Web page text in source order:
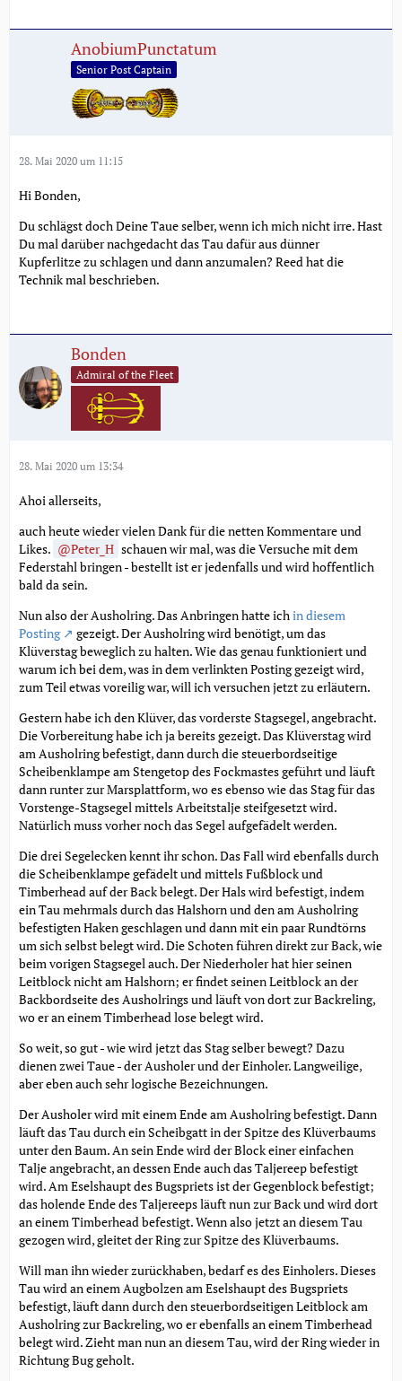
AnobiumPunctatum
Senior Post Captain
28. Mai 2020 um 11:15
Hi Bonden,
Du schlägst doch Deine Taue selber, wenn ich mich nicht irre. Hast
Du mal darüber nachgedacht das Tau dafür aus dünner
Kupferlitze zu schlagen und dann anzumalen? Reed hat die
Technik mal beschrieben.
Bonden
Admiral of the Fleet
28. Mai 2020 um 13:34
Ahoi allerseits,
auch heute wieder vielen Dank für die netten Kommentare und
Likes.
Peter_H schauen wir mal, was die Versuche mit dem
Federstahl bringen - bestellt ist er jedenfalls und wird hoffentlich
bald da sein.
Nun also der Ausholring. Das Anbringen hatte ichin diesem
Posting
gezeigt. Der Ausholring wird benötigt, um das
Klüverstag beweglich zu halten. Wie das genau funktioniert und
warum ich bei dem, was in dem verlinkten Posting gezeigt wird,
zum Teil etwas voreilig war, will ich versuchen jetzt zu erläutern.
Gestern habe ich den Klüver, das vorderste Stagsegel, angebracht.
Die Vorbereitung habe ich ja bereits gezeigt. Das Klüverstag wird
am Ausholring befestigt, dann durch die steuerbordseitige
Scheibenklampe am Stengetop des Fockmastes geführt und läuft
dann runter zur Marsplattform, wo es ebenso wie das Stag für das
Vorstenge-Stagsegel mittels Arbeitstalje steifgesetzt wird.
Natürlich muss vorher noch das Segel aufgefädelt werden.
Die drei Segelecken kennt ihr schon. Das Fall wird ebenfalls durch
die Scheibenklampe gefädelt und mittels Fußblock und
Timberhead auf der Back belegt. Der Hals wird befestigt, indem
ein Tau mehrmals durch das Halshorn und den am Ausholring
befestigten Haken geschlagen und dann mit ein paar Rundtörns
um sich selbst belegt wird. Die Schoten führen direkt zur Back, wie
beim vorigen Stagsegel auch. Der Niederholer hat hier seinen
Leitblock nicht am Halshorn; er findet seinen Leitblock an der
Backbordseite des Ausholrings und läuft von dort zur Backreling,
wo er an einem Timberhead lose belegt wird.
So weit, so gut - wie wird jetzt das Stag selber bewegt? Dazu
dienen zwei Taue - der Ausholer und der Einholer. Langweilige,
aber eben auch sehr logische Bezeichnungen.
Der Ausholer wird mit einem Ende am Ausholring befestigt. Dann
läuft das Tau durch ein Scheibgatt in der Spitze des Klüverbaums
unter den Baum. An sein Ende wird der Block einer einfachen
Talje angebracht, an dessen Ende auch das Taljereep befestigt
wird. Am Eselshaupt des Bugspriets ist der Gegenblock befestigt;
das holende Ende des Taljereeps läuft nun zur Back und wird dort
an einem Timberhead befestigt. Wenn also jetzt an diesem Tau
gezogen wird, gleitet der Ring zur Spitze des Klüverbaums.
Will man ihn wieder zurückhaben, bedarf es des Einholers. Dieses
Tau wird an einem Augbolzen am Eselshaupt des Bugspriets
befestigt, läuft dann durch den steuerbordseitigen Leitblock am
Ausholring zur Backreling, wo er ebenfalls an einem Timberhead
belegt wird. Zieht man nun an diesem Tau, wird der Ring wieder in
Richtung Bug geholt.